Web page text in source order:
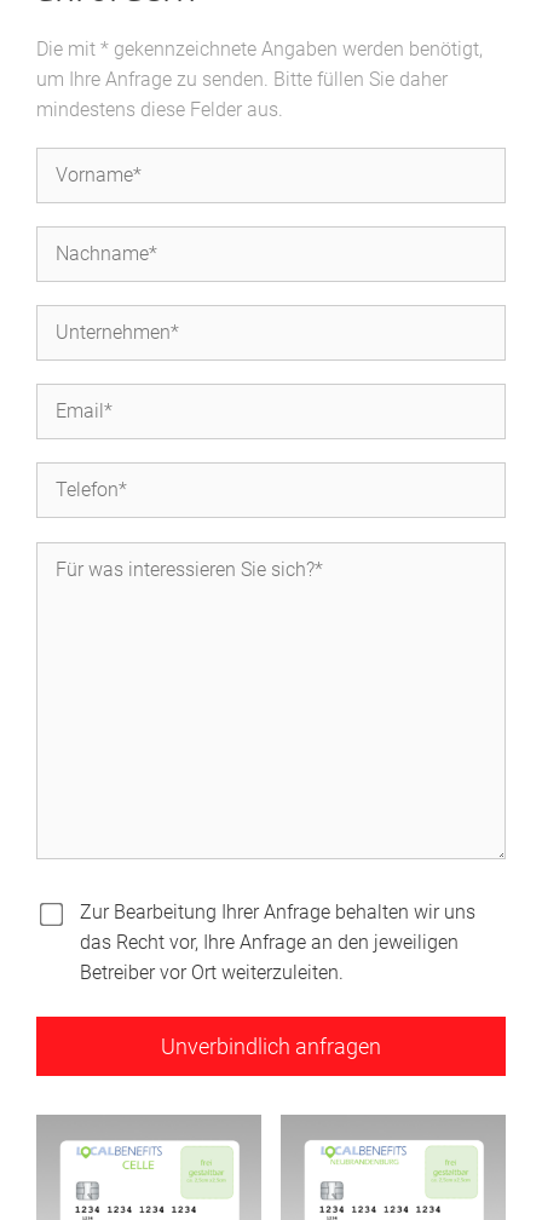
Die mit * gekennzeichnete Angaben werden benötigt,
um Ihre Anfrage zu senden. Bitte füllen Sie daher
mindestens diese Felder aus.
Zur Bearbeitung Ihrer Anfrage behalten wir uns
das Recht vor, Ihre Anfrage an den jeweiligen
Betreiber vor Ort weiterzuleiten.